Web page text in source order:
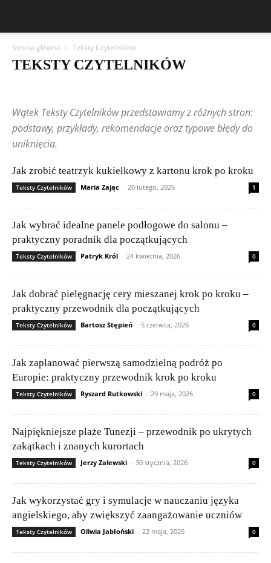
Strona główna Teksty Czytelników
TEKSTY CZYTELNIKÓW
Honda
Hyundai Jeep Kia Lamborghini Lexus
Maserati
Mazda
Mercedes-Benz Mitsubishi Nissan
Peugeot
Renault Rolls-Royce Skoda Subaru
Teksty Czytelników
Wątek Teksty Czytelników przedstawiamy z różnych stron:
podstawy, przykłady, rekomendacje oraz typowe błędy do
uniknięcia.
Jak zrobić teatrzyk kukiełkowy z kartonu krok po kroku
Teksty Czytelników Maria Zając - 20 lutego, 2026 1
Jak wybrać idealne panele podłogowe do salonu –
praktyczny poradnik dla początkujących
Teksty Czytelników Patryk Król - 24 kwietnia, 2026 0
Jak dobrać pielęgnację cery mieszanej krok po kroku –
praktyczny przewodnik dla początkujących
Teksty Czytelników Bartosz Stępień - 5 czerwca, 2026 0
Jak zaplanować pierwszą samodzielną podróż po
Europie: praktyczny przewodnik krok po kroku
Teksty Czytelników Ryszard Rutkowski - 29 maja, 2026 0
Najpiękniejsze plaże Tunezji – przewodnik po ukrytych
zakątkach i znanych kurortach
Teksty Czytelników Jerzy Zalewski - 30 stycznia, 2026 0
Jak wykorzystać gry i symulacje w nauczaniu języka
angielskiego, aby zwiększyć zaangażowanie uczniów
Teksty Czytelników Oliwia Jabłoński - 22 maja, 2026 0